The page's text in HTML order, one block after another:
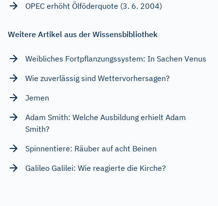
OPEC erhöht Ölföderquote (3. 6. 2004)
Weitere Artikel aus der Wissensbibliothek
Weibliches Fortpflanzungssystem: In Sachen Venus
Wie zuverlässig sind Wettervorhersagen?
Jemen
Adam Smith: Welche Ausbildung erhielt Adam
Smith?
Spinnentiere: Räuber auf acht Beinen
Galileo Galilei: Wie reagierte die Kirche?